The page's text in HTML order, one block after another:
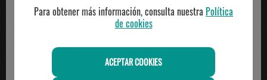
Para obtener más información, consulta nuestra Política
de cookies
ACEPTAR COOKIES